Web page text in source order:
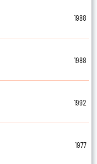
1988
1988
1992
1977